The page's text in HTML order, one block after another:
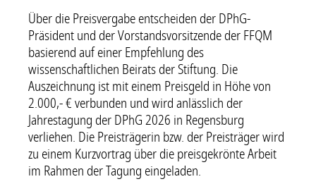
Über die Preisvergabe entscheiden der DPhG-
Präsident und der Vorstandsvorsitzende der FFQM
basierend auf einer Empfehlung des
wissenschaftlichen Beirats der Stiftung. Die
Auszeichnung ist mit einem Preisgeld in Höhe von
2.000,- € verbunden und wird anlässlich der
Jahrestagung der DPhG 2026 in Regensburg
verliehen. Die Preisträgerin bzw. der Preisträger wird
zu einem Kurzvortrag über die preisgekrönte Arbeit
im Rahmen der Tagung eingeladen.